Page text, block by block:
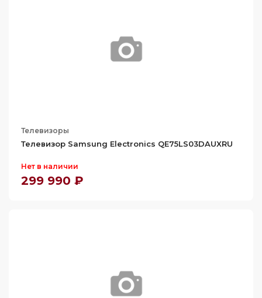
Телевизоры
Телевизор Samsung Electronics QE75LS03DAUXRU
Нет в наличии
299 990 ₽